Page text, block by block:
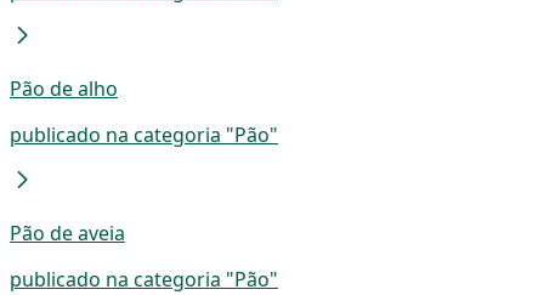
Pão de alho
publicado na categoria "Pão"
Pão de aveia
publicado na categoria "Pão"